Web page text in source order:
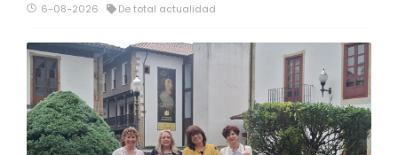
6-08-2026 De total actualidad